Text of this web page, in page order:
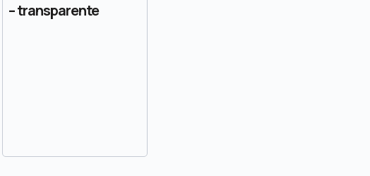
– transparente